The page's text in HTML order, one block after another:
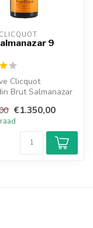
9
Clicquot
Brut Salmanazar
... €1.350,00